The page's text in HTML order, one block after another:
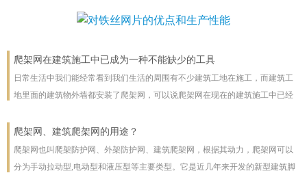
爬架网在建筑施工中已成为一种不能缺少的工具
日常生活中我们能经常看到我们生活的周围有不少建筑工地在施工，而建筑工
地里面的建筑物外墙都安装了爬架网，可以说爬架网在现在的建筑施工中已经
爬架网、建筑爬架网的用途？
爬架网也叫爬架防护网、外架防护网、建筑爬架网，根据其动力，爬架网可以
分为手动拉动型,电动型和液压型等主要类型。它是近几年来开发的新型建筑脚